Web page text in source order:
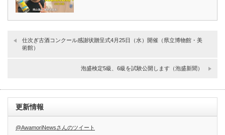
仕次ぎ古酒コンクール感謝状贈呈式4月25日（水）開催（県立博物館・美
術館）
泡盛検定5級、6級を試験公開します（泡盛新聞）
更新情報
@AwamoriNewsさんのツイート